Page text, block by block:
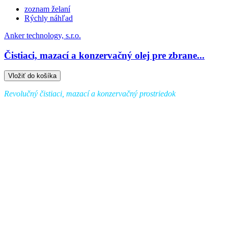
zoznam želaní
Rýchly náhľad
Anker technology, s.r.o.
Čistiaci, mazací a konzervačný olej pre zbrane...
Vložiť do košíka
Revolučný čistiaci, mazací a konzervačný prostriedok